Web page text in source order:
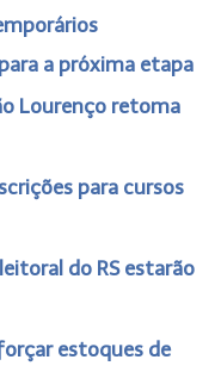
a próxima etapa
Lourenço retoma
para cursos
do RS estarão
estoques de